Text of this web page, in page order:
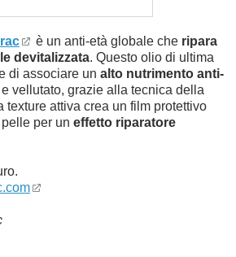
è un anti-età globale che ripara
devitalizzata. Questo olio di ultima
di associare un alto nutrimento anti-
vellutato, grazie alla tecnica della
texture attiva crea un film protettivo
per un effetto riparatore